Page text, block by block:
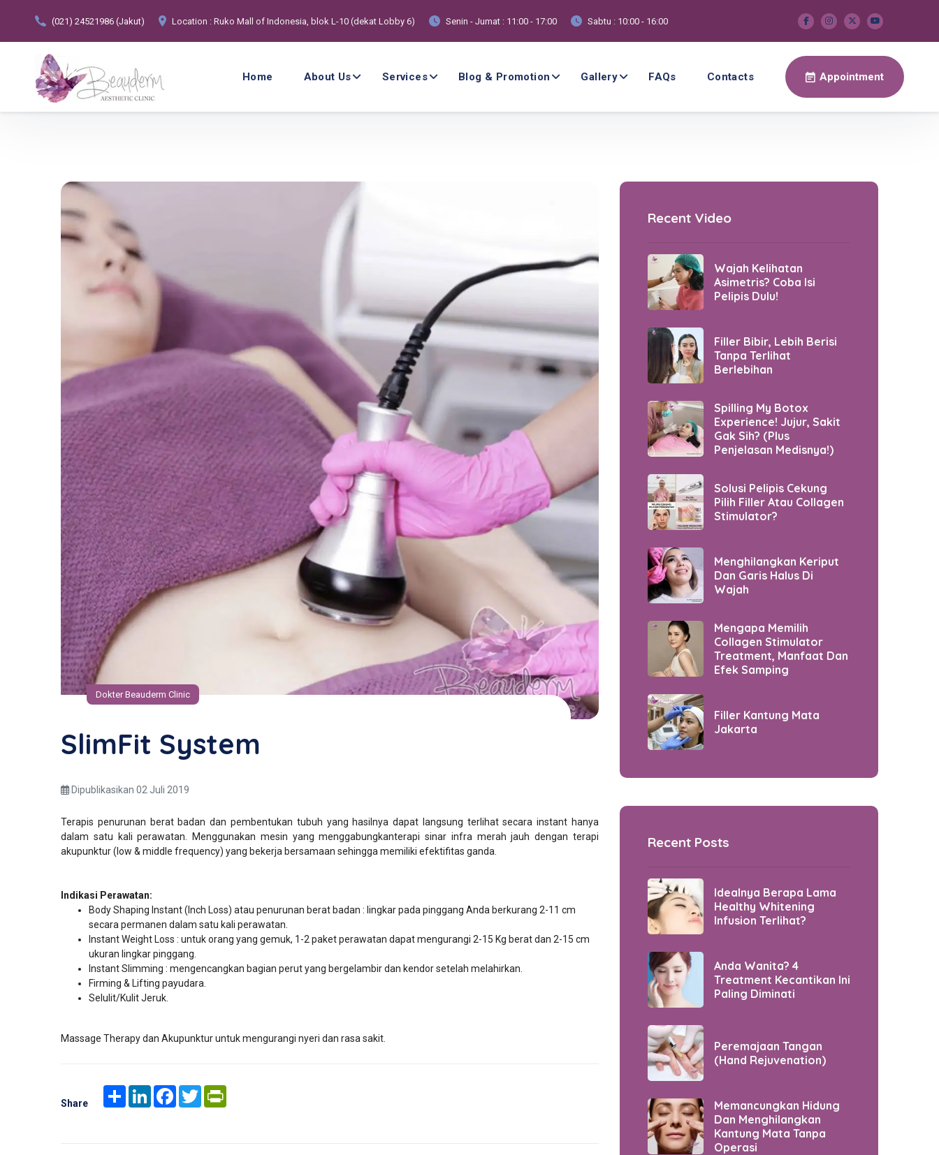
(021) 24521986 (Jakut) Location : Ruko Mall of Indonesia, blok L-10 (dekat Lobby 6) Senin - Jumat : 11:00 - 17:00 Sabtu : 10:00 - 16:00
Home About Us Services Blog & Promotion Gallery FAQs Contacts Appointment
Dokter Beauderm Clinic
SlimFit System
Dipublikasikan 02 Juli 2019
Terapis penurunan berat badan dan pembentukan tubuh yang hasilnya dapat langsung terlihat secara instant hanya
dalam satu kali perawatan. Menggunakan mesin yang menggabungkanterapi sinar infra merah jauh dengan terapi
akupunktur (low & middle frequency) yang bekerja bersamaan sehingga memiliki efektifitas ganda.
Indikasi Perawatan:
Body Shaping Instant (Inch Loss) atau penurunan berat badan : lingkar pada pinggang Anda berkurang 2-11 cm
secara permanen dalam satu kali perawatan.
Instant Weight Loss : untuk orang yang gemuk, 1-2 paket perawatan dapat mengurangi 2-15 Kg berat dan 2-15 cm
ukuran lingkar pinggang.
Instant Slimming : mengencangkan bagian perut yang bergelambir dan kendor setelah melahirkan.
Firming & Lifting payudara.
Selulit/Kulit Jeruk.
Massage Therapy dan Akupunktur untuk mengurangi nyeri dan rasa sakit.
Share
Share LinkedInFacebook
Twitter
Recent Video
Wajah Kelihatan
Asimetris? Coba Isi
Pelipis Dulu!
Filler Bibir, Lebih Berisi
Tanpa Terlihat
Berlebihan
Spilling My Botox
Experience! Jujur, Sakit
Gak Sih? (Plus
Penjelasan Medisnya!)
Solusi Pelipis Cekung
Pilih Filler Atau Collagen
Stimulator?
Menghilangkan Keriput
Dan Garis Halus Di
Wajah
Mengapa Memilih
Collagen Stimulator
Treatment, Manfaat Dan
Efek Samping
Filler Kantung Mata
Jakarta
Recent Posts
Idealnya Berapa Lama
Healthy Whitening
Infusion Terlihat?
Anda Wanita? 4
Treatment Kecantikan Ini
Paling Diminati
Peremajaan Tangan
(Hand Rejuvenation)
Memancungkan Hidung
Dan Menghilangkan
Kantung Mata Tanpa
Operasi